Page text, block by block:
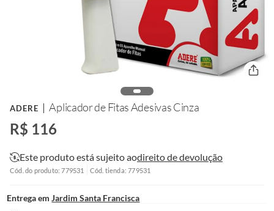
ADERE Aplicador de Fitas Adesivas Cinza
R$ 116
Este produto está sujeito aodireito de devolução
Cód. do produto: 779531 Cód. tienda: 779531
Entrega em Jardim Santa Francisca